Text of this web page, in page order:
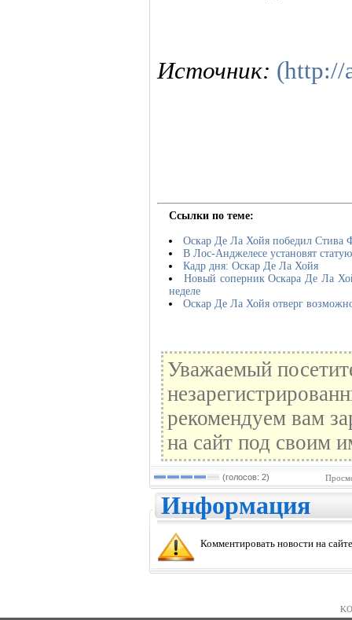
Источник: (http://
Ссылки по теме:
Оскар Де Ла Хойя победил Стива
В Лос-Анджелесе установят
Кадр дня: Оскар Де Ла Хойя
Новый соперник Оскара Де Ла
неделе
Оскар Де Ла Хойя отверг
Уважаемый
рекомендуем вам
на сайт под своим
(голосов: 2)
Информация
Комментировать новости на